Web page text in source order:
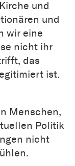
und
und
wir eine
nicht ihr
das
ist.
Menschen,
Politik
nicht